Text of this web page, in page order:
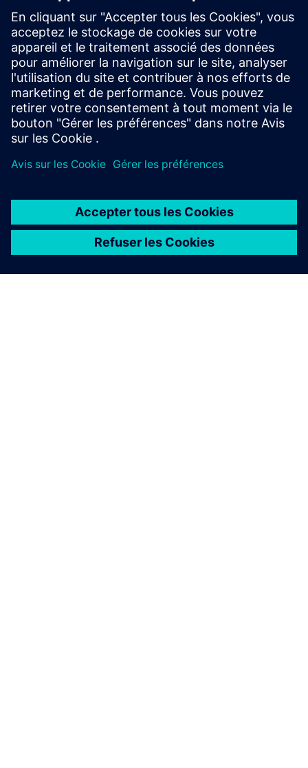
éventail d'analyses
Spécialiste en chef, clientèle d'entreprise
Lire l'avis sur G2